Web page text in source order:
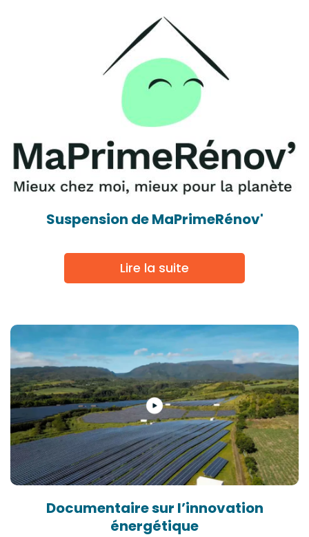
Suspension de MaPrimeRénov'
Lire la suite
Documentaire sur l’innovation
énergétique